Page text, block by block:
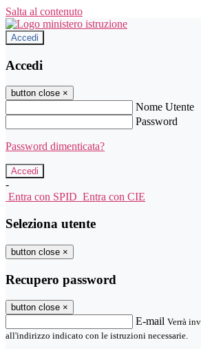
Salta al contenuto
Accedi
Accedi
button close ×
Nome Utente
Password
Password dimenticata?
-
Entra con SPID Entra con CIE
Seleziona utente
button close ×
Recupero password
button close ×
E-mail Verrà
all'indirizzo indicato con le istruzioni necessarie.